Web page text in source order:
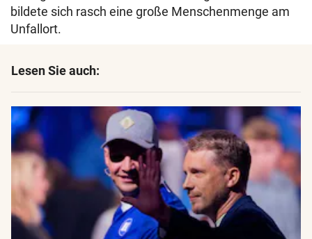
bildete sich rasch eine große Menschenmenge am
Unfallort.
Lesen Sie auch: